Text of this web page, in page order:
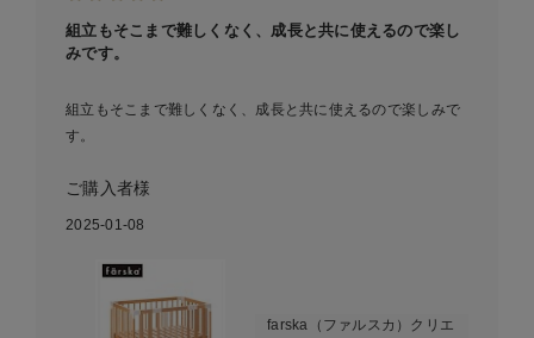
組立もそこまで難しくなく、成長と共に使えるので楽し
みです。
組立もそこまで難しくなく、成長と共に使えるので楽しみで
す。
ご購入者様
2025-01-08
farska（ファルスカ）クリエ